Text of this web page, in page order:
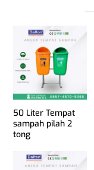
50 Liter Tempat
sampah pilah 2
tong